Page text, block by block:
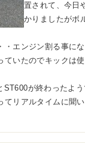
置されて、今日
かりましたがボ
・エンジン割る事に
いたのでキックは
ST600が終わったよ
リアルタイムに聞